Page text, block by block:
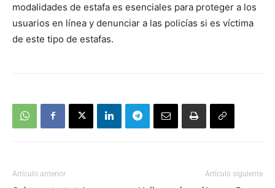
modalidades de estafa es esenciales para proteger a los
usuarios en línea y denunciar a las policías si es víctima
de este tipo de estafas.
Artículo anterior Artículo siguiente